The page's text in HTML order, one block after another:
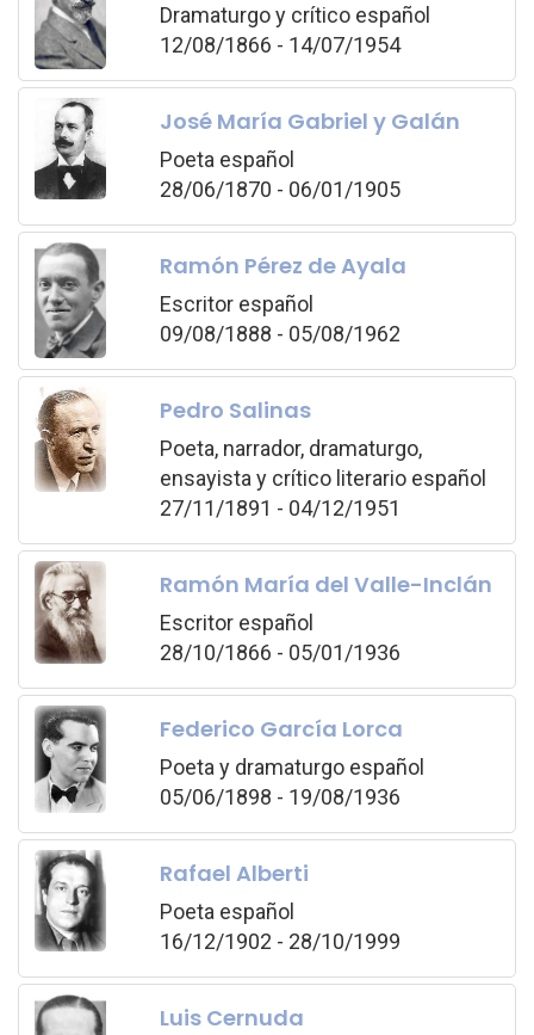
Dramaturgo y crítico español
12/08/1866 - 14/07/1954
José María Gabriel y Galán
Poeta español
28/06/1870 - 06/01/1905
Ramón Pérez de Ayala
Escritor español
09/08/1888 - 05/08/1962
Pedro Salinas
Poeta, narrador, dramaturgo,
ensayista y crítico literario español
27/11/1891 - 04/12/1951
Ramón María del Valle-Inclán
Escritor español
28/10/1866 - 05/01/1936
Federico García Lorca
Poeta y dramaturgo español
05/06/1898 - 19/08/1936
Rafael Alberti
Poeta español
16/12/1902 - 28/10/1999
Luis Cernuda